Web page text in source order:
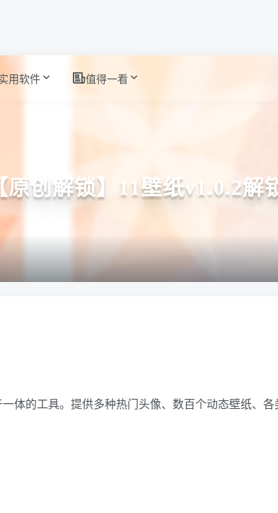
用软件 值得一看
原创解锁】11壁纸v1.0.2解
体的工具。提供多种热门头像、数百个动态壁纸、